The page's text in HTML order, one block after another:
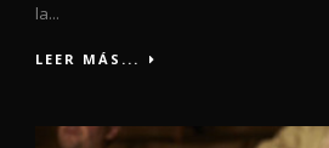
la...
LEER MÁS...